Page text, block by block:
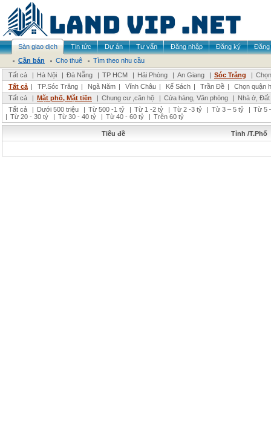
Sàn giao dịch Tin tức Dự án Tư vấn Đăng nhập Đăng ký
Đăng
Cần bán
Cho thuê
Tìm theo nhu cầu
Tất cả
| Hà Nội | Đà Nẵng | TP HCM | Hải Phòng | An Giang | Sóc Trăng |
Tất cả | TP.Sóc Trăng | Ngã Năm | Vĩnh Châu | Kế Sách | Trần Đề |
Chọn quận
Tất cả
| Mặt phố, Mặt tiền | Chung cư ,căn hộ | Cửa hàng, Văn phòng | Nhà ở,
Tất cả
| Dưới 500 triệu | Từ 500 -1 tỷ | Từ 1 -2 tỷ | Từ 2 -3 tỷ | Từ 3 – 5 tỷ | Từ 5
| Từ 20 - 30 tỷ | Từ 30 - 40 tỷ | Từ 40 - 60 tỷ | Trên 60 tỷ
Tiêu đề Tỉnh /T.Phố